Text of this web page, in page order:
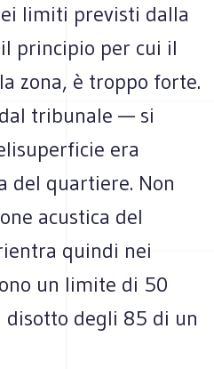
limiti previsti dalla
principio per cui il
zona, è troppo forte.
tribunale — si
era
del quartiere. Non
acustica del
quindi nei
un limite di 50
degli 85 di un